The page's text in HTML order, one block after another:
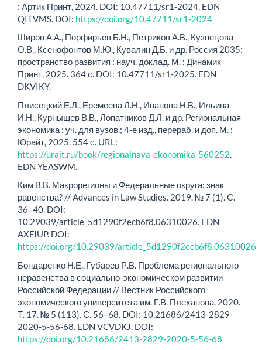
: Артик Принт, 2024. DOI: 10.47711/sr1-2024. EDN
QITVMS. DOI: https://doi.org/10.47711/sr1-2024
Широв А.А., Порфирьев Б.Н., Петриков А.В., Кузнецова
О.В., Ксенофонтов М.Ю., Кувалин Д.Б. и др. Россия 2035:
пространство развития : науч. доклад. М. : Динамик
Принт, 2025. 364 с. DOI: 10.47711/sr1-2025. EDN
DKVIKY.
Плисецкий Е.Л., Еремеева Л.Н., Иванова Н.В., Ильина
И.Н., Курнышев В.В., Лопатников Д.Л. и др. Региональная
эконо­мика : уч. для вузов.; 4-е изд., перераб. и доп. М. :
Юрайт, 2025. 554 с. URL:
https://urait.ru/book/regionalnaya-ekonomika-560252.
EDN YEASWM.
Ким В.В. Макрорегионы и Федеральные округа: знак
равенства? // Advances in Law Studies. 2019. № 7 (1). С.
36–40. DOI:
10.29039/article_5d1290f2ecb6f8.06310026. EDN
AXFIUP. DOI:
https://doi.org/10.29039/article_5d1290f2ecb6f8.06310026
Бондаренко Н.Е., Губарев Р.В. Проблема регионального
неравенства в социально-экономическом развитии
Российской Федерации // Вестник Российского
экономического университета им. Г.В. Плеханова. 2020.
Т. 17. № 5 (113). С. 56–68. DOI: 10.21686/2413-2829-
2020-5-56-68. EDN VCVDKJ. DOI:
https://doi.org/10.21686/2413-2829-2020-5-56-68